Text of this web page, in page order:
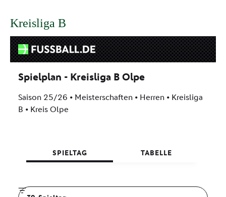
Kreisliga B